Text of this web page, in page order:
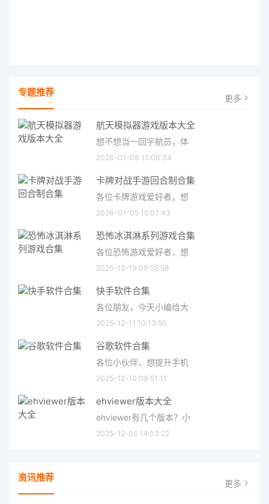
专题推荐 更多
航天模拟器游戏版本大全
想不想当一回宇航员，体
2026-01-08 15:00:34
卡牌对战手游回合制合集
各位卡牌游戏爱好者，想
2026-01-05 15:07:43
恐怖冰淇淋系列游戏合集
各位恐怖游戏爱好者，想
2025-12-19 09:55:58
快手软件合集
各位朋友，今天小编给大
2025-12-11 10:13:50
谷歌软件合集
各位小伙伴，想提升手机
2025-12-10 09:51:11
ehviewer版本大全
ehviewer有几个版本？小
2025-12-05 14:03:22
资讯推荐 更多